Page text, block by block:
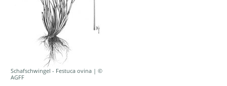
Schafschwingel - Festuca ovina | ©
AGFF